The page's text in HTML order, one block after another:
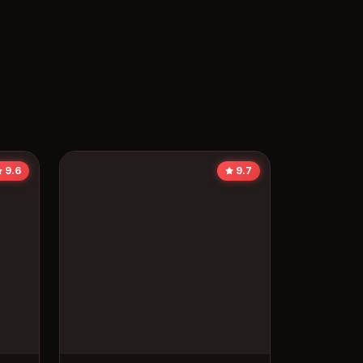
9.6 9.7